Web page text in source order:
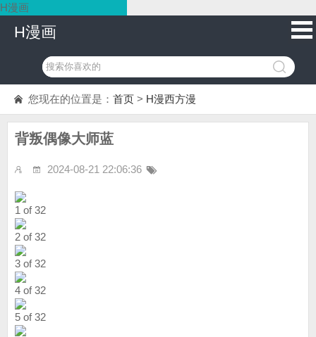
H漫画
H漫画
您现在的位置是： 首页 > H漫西方漫
背叛偶像大师蓝
2024-08-21 22:06:36
1 of 32
2 of 32
3 of 32
4 of 32
5 of 32